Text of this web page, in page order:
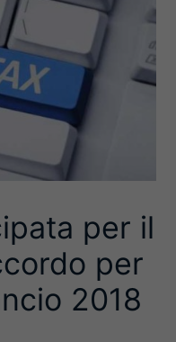
per il
per
2018